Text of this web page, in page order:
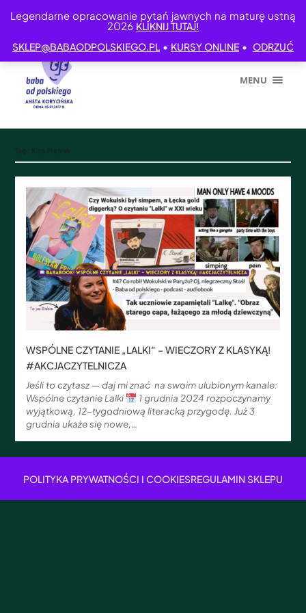
Legendarne opracowanie pytań jawnych na maturę ustną
2026 KLIKNIJ TUTAJ!
SKLEP@BABAODPOLSKIEGO.PL • KURSY ONLINE • ODRZUĆ
MENU
WSPÓLNE CZYTANIE „LALKI” – WIECZORY Z KLASYKĄ!
#AKCJACZYTELNICZA
Jeśli to czytasz — daj mi znać na swoim ulubionym kanale:
Wspólne czytanie Lalki
1 grudnia 2024 rozpoczynamy
wyjątkową, 12-tygodniową literacką przygodę. Już 3
grudnia ukaże się nowe,…
POLITYKA PRYWATNOŚCI I COOKIESREGULAMIN SKLEPU